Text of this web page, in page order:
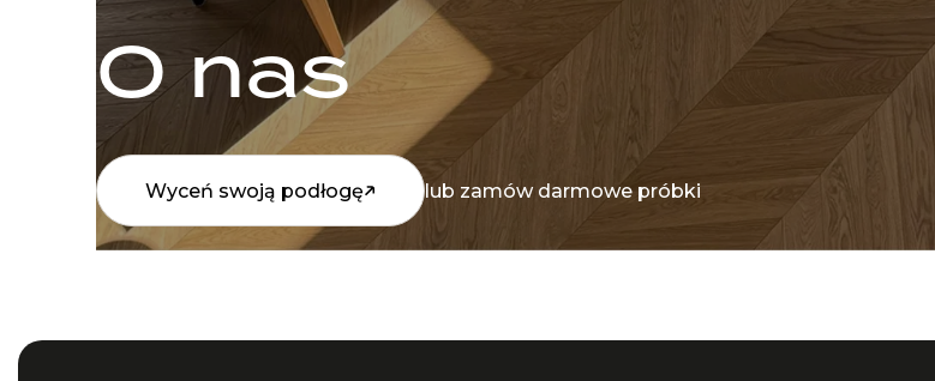
O nas
Wyceń swoją podłogę lub zamów darmowe próbki